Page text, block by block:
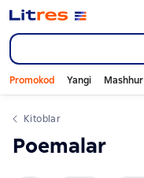
Promokod Yangi Mashhur
Kitoblar
Poemalar